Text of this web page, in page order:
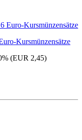
Kursmünzensätze
(EUR 2,45)